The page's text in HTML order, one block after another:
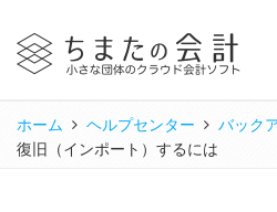
ホーム ヘルプセンター バック
復旧（インポート）するには